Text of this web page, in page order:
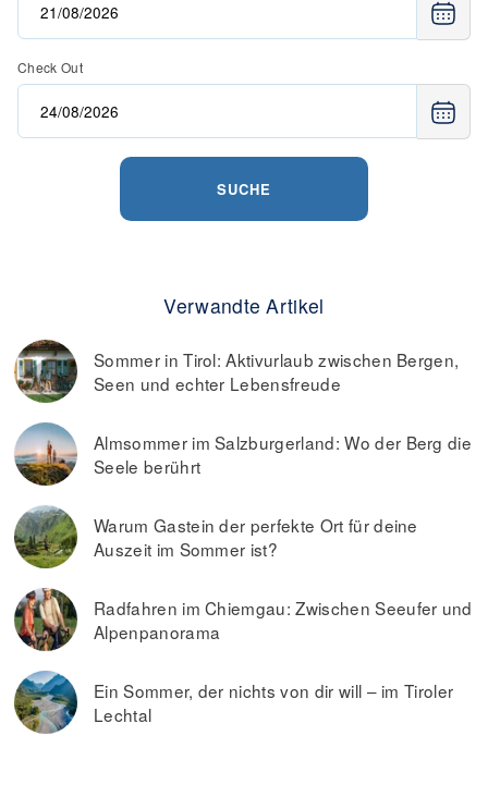
Check Out
SUCHE
Verwandte Artikel
Sommer in Tirol: Aktivurlaub zwischen Bergen,
Seen und echter Lebensfreude
Almsommer im Salzburgerland: Wo der Berg die
Seele berührt
Warum Gastein der perfekte Ort für deine
Auszeit im Sommer ist?
Radfahren im Chiemgau: Zwischen Seeufer und
Alpenpanorama
Ein Sommer, der nichts von dir will – im Tiroler
Lechtal